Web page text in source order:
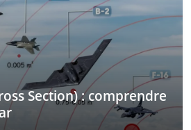
Section) : comprendre